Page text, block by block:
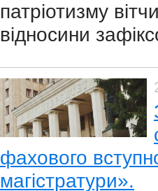
патріотизму
відносини
фахового
магістратури».